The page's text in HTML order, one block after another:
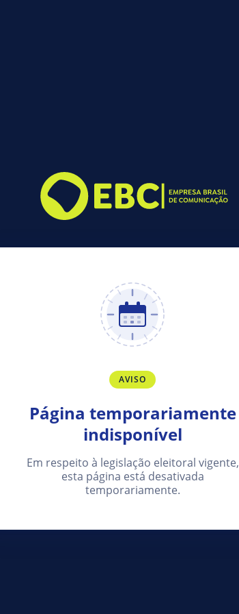
AVISO
Página temporariamente
indisponível
Em respeito à legislação eleitoral vigente,
esta página está desativada
temporariamente.